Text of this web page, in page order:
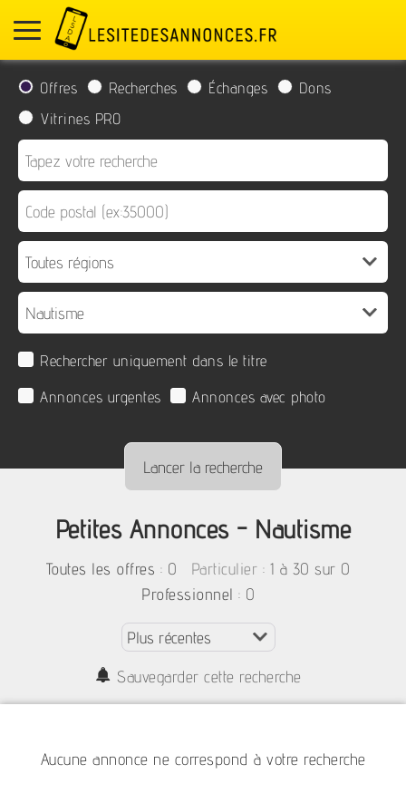
Offres Recherches Échanges
Dons
Vitrines PRO
Rechercher uniquement dans le titre
Annonces urgentes
Annonces avec photo
Petites Annonces - Nautisme
Toutes les offres : 0 Particulier : 1 à 30 sur 0
Professionnel : 0
Sauvegarder cette recherche
Aucune annonce ne correspond à votre recherche